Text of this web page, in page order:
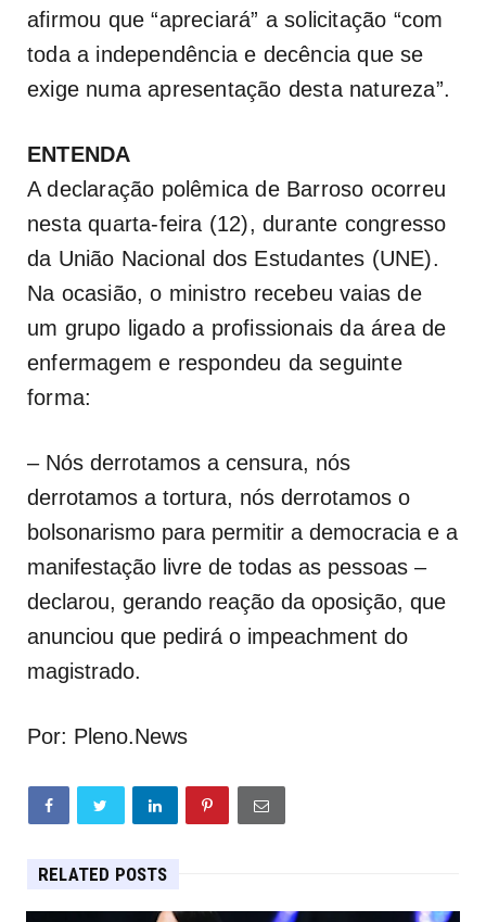
afirmou que “apreciará” a solicitação “com
toda a independência e decência que se
exige numa apresentação desta natureza”.
ENTENDA
A declaração polêmica de Barroso ocorreu
nesta quarta-feira (12), durante congresso
da União Nacional dos Estudantes (UNE).
Na ocasião, o ministro recebeu vaias de
um grupo ligado a profissionais da área de
enfermagem e respondeu da seguinte
forma:
– Nós derrotamos a censura, nós
derrotamos a tortura, nós derrotamos o
bolsonarismo para permitir a democracia e a
manifestação livre de todas as pessoas –
declarou, gerando reação da oposição, que
anunciou que pedirá o impeachment do
magistrado.
Por: Pleno.News
RELATED POSTS